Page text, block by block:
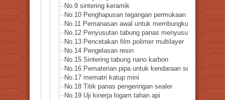
No.9 sintering keramik
No.10 Penghapusan tegangan permukaan untuk
No.11 Pemanasan awal untuk membungkuk
No.12 Penyusutan tabung panas menyusut
No.13 Pencetakan film polimer multilayer
No.14 Pengelasan resin
No.15 Sintering tabung nano karbon
No.16 Pematerian pipa untuk kendaraan sel bahan
No.17 mematri katup mini
No.18 Titik panas pengeringan sealer
No.19 Uji kinerja logam tahan api